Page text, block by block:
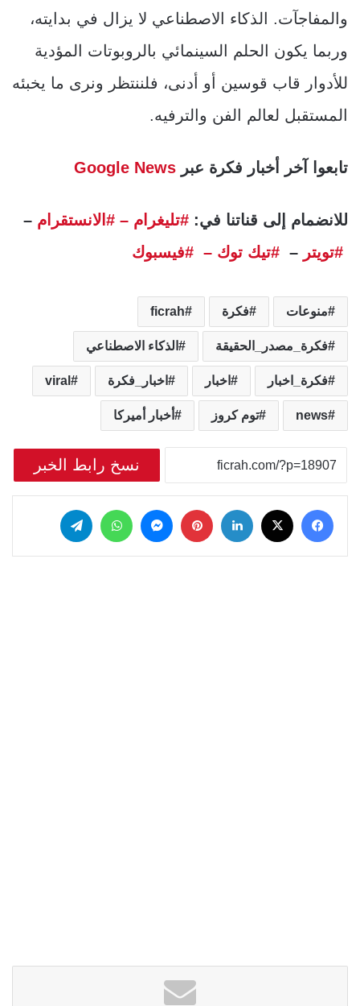
والمفاجآت. الذكاء الاصطناعي لا يزال في بدايته،
وربما يكون الحلم السينمائي بالروبوتات المؤدية
للأدوار قاب قوسين أو أدنى، فلننتظر ونرى ما يخبئه
المستقبل لعالم الفن والترفيه.
تابعوا آخر أخبار فكرة عبر Google News
للانضمام إلى قناتنا في: #تليغرام – #الانستقرام –
#تويتر – #تيك توك – #فيسبوك
منوعات فكرة ficrah
فكرة_مصدر_الحقيقة الذكاء الاصطناعي
فكرة_اخبار اخبار اخبار_فكرة viral
news توم كروز أخبار أميركا
نسخ رابط الخبر
فيسبوك لينكدإن بينتيريست
ماسنجر واتساب